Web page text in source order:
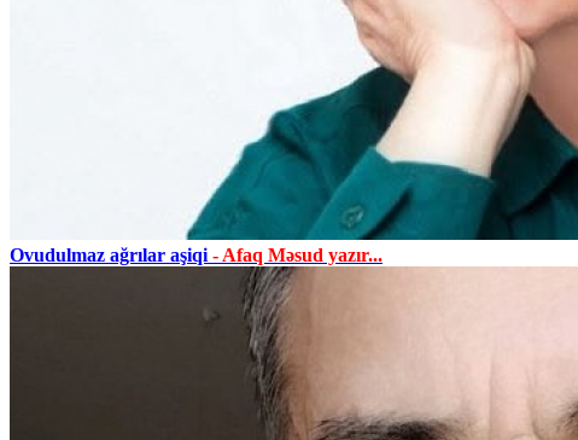
Ovudulmaz ağrılar aşiqi - Afaq Məsud yazır...